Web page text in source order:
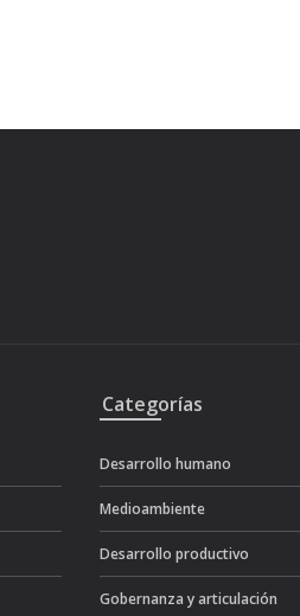
Categorías
Desarrollo humano
Medioambiente
Desarrollo productivo
Gobernanza y articulación